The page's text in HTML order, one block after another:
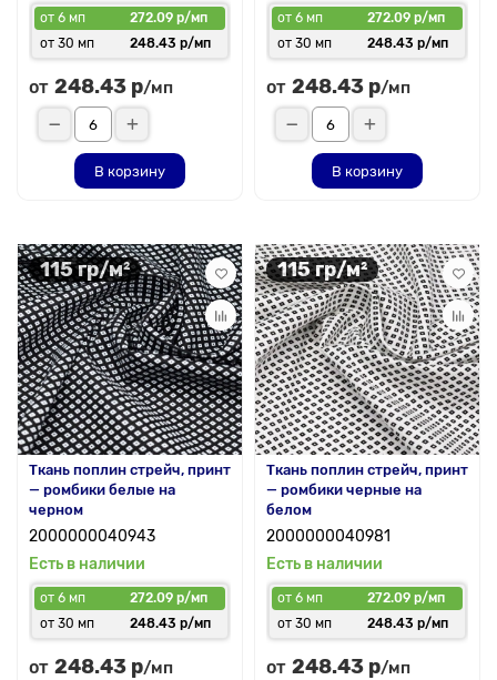
от 6 мп
272.09 р/мп
от 30 мп
248.43 р/мп
от 248.43 р/мп
В корзину
от 6 мп
272.09 р/мп
от 30 мп
248.43 р/мп
от 248.43 р/мп
В корзину
115 гр/м²
Ткань поплин стрейч, принт
— ромбики белые на
черном
2000000040943
Есть в наличии
от 6 мп
272.09 р/мп
от 30 мп
248.43 р/мп
от 248.43 р/мп
115 гр/м²
Ткань поплин стрейч, принт
— ромбики черные на
белом
2000000040981
Есть в наличии
от 6 мп
272.09 р/мп
от 30 мп
248.43 р/мп
от 248.43 р/мп